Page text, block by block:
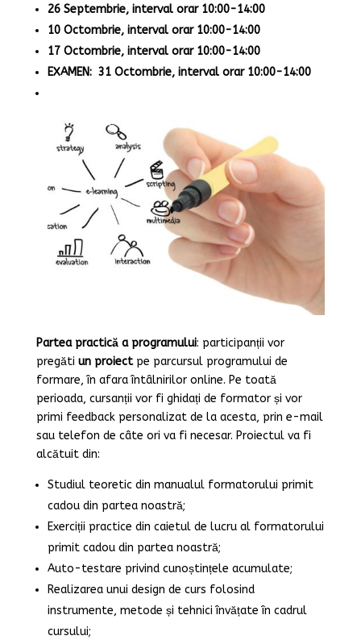
26 Septembrie, interval orar 10:00-14:00
10 Octombrie, interval orar 10:00-14:00
17 Octombrie, interval orar 10:00-14:00
EXAMEN: 31 Octombrie, interval orar 10:00-14:00
Partea practică a programului: participanții vor
pregăti un proiectpe parcursul programului de
formare, în afara întâlnirilor online. Pe toată
perioada, cursanții vor fi ghidați de formator și vor
primi feedback personalizat de la acesta, prin e-mail
sau telefon de câte ori va fi necesar. Proiectul va fi
alcătuit din:
Studiul teoretic din manualul formatorului primit
cadou din partea noastră;
Exerciții practice din caietul de lucru al formatorului
primit cadou din partea noastră;
Auto-testare privind cunoștințele acumulate;
Realizarea unui design de curs folosind
instrumente, metode și tehnici învățate în cadrul
cursului;